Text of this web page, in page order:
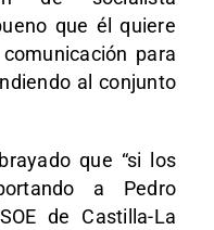
que él quiere
para
al conjunto
que “si los
a Pedro
de Castilla-La